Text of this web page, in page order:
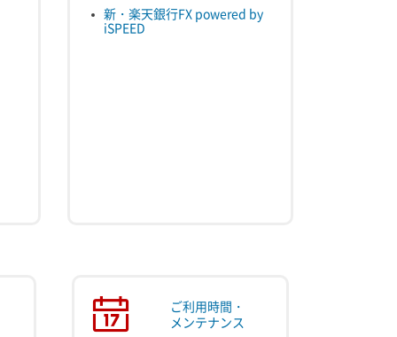
新・楽天銀行FX powered by
iSPEED
ご利用時間・
メンテナンス